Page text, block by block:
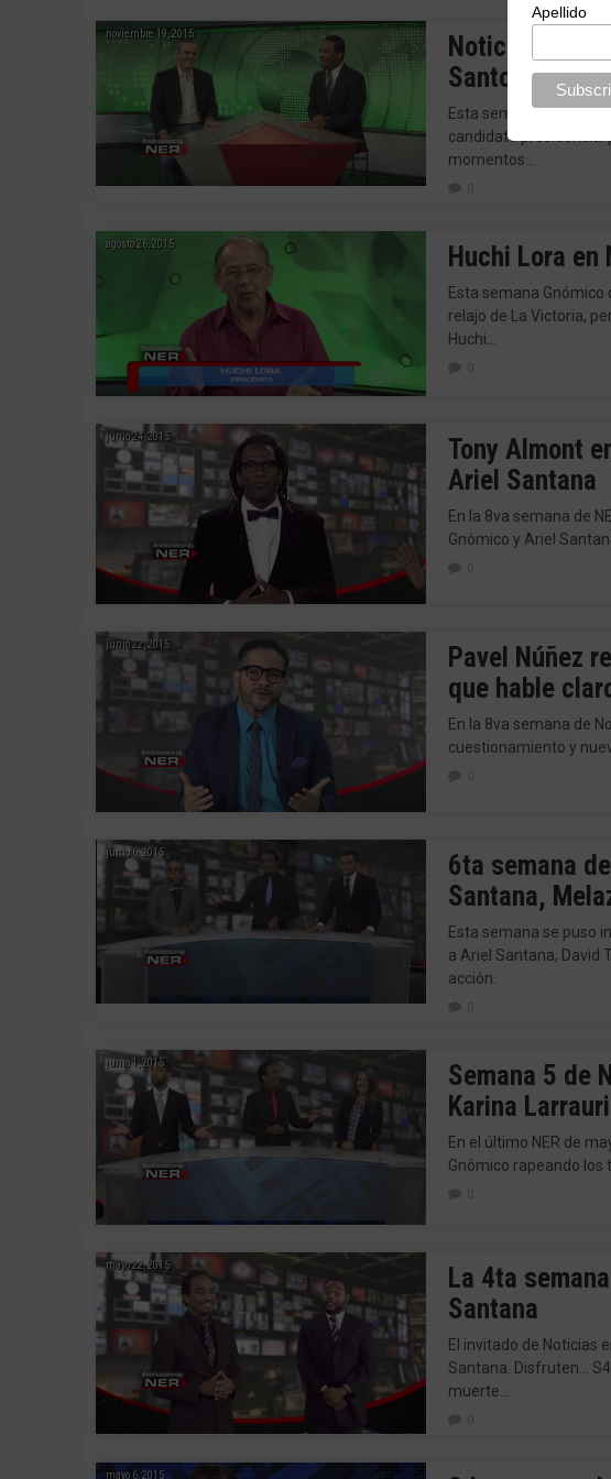
noviembre 19, 2015
Noticias en
Santos
Esta semana en
candidato presidencial
momentos…
agosto 26, 2015 Huchi Lora en
Esta semana Gnómico
relajo de La Victoria,
Huchi…
junio 24, 2015
Tony Almont
Ariel Santana
En la 8va semana de
Gnómico y Ariel
junio 22, 2015
Pavel Núñez
que hable
En la 8va semana de
cuestionamiento y
junio 6, 2015
6ta semana
Santana,
Esta semana se puso
a Ariel Santana, David
acción.
junio 1, 2015
Semana 5 de
Karina Larrauri
En el último NER de
Gnómico rapeando los
mayo 22, 2015
La 4ta
Santana
El invitado de Noticias
Santana. Disfruten…
muerte…
mayo 6, 2015
Apellido